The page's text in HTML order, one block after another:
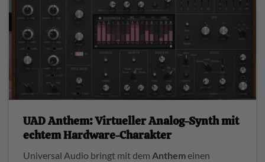
UAD Anthem: Virtueller Analog-Synth mit
echtem Hardware-Charakter
Universal Audio bringt mit dem Anthemeinen